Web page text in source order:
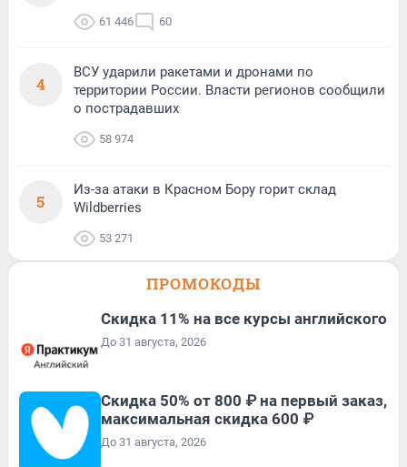
61 446 60
4
ВСУ ударили ракетами и дронами по
территории России. Власти регионов сообщили
о пострадавших
58 974
5
Из-за атаки в Красном Бору горит склад
Wildberries
53 271
ПРОМОКОДЫ
Скидка 11% на все курсы английского
До 31 августа, 2026
Скидка 50% от 800 ₽ на первый заказ,
максимальная скидка 600 ₽
До 31 августа, 2026